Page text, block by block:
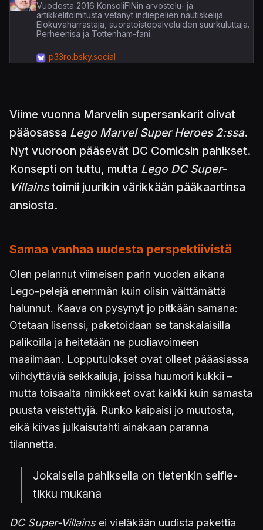
Vuodesta 2016 KonsoliFINin arvostelu- ja
artikkelitoimitusta vetänyt indiepelien nautiskelija.
Elokuvaharrastaja, suoratoistopalveluiden suurkuluttaja.
Perheenisä ja Tottenham-fani.
p33ro.bsky.social
Viime vuonna Marvelin supersankarit olivat
pääosassa Lego Marvel Super Heroes 2:ssa.
Nyt vuoroon pääsevät DC Comicsin pahikset.
Konsepti on tuttu, mutta Lego DC Super-
Villainstoimii juurikin värikkään pääkaartinsa
ansiosta.
Samaa vanhaa uudesta perspektiivistä
Olen pelannut viimeisen parin vuoden aikana
Lego-pelejä enemmän kuin olisin välttämättä
halunnut. Kaava on pysynyt jo pitkään samana:
Otetaan lisenssi, paketoidaan se tanskalaisilla
palikoilla ja heitetään ne puoliavoimeen
maailmaan. Lopputulokset ovat olleet pääasiassa
viihdyttäviä seikkailuja, joissa huumori kukkii –
mutta toisaalta nimikkeet ovat kaikki kuin samasta
puusta veistettyjä. Runko kaipaisi jo muutosta,
eikä kiivas julkaisutahti ainakaan paranna
tilannetta.
Jokaisella pahiksella on tietenkin selfie-
tikku mukana
DC Super-Villainsei vieläkään uudista pakettia